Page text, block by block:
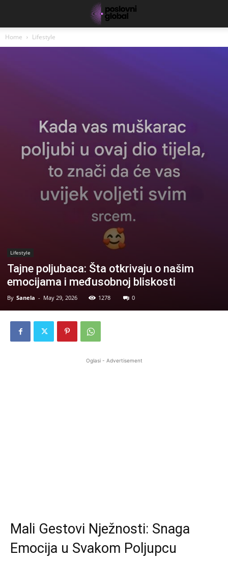
Home Lifestyle
Lifestyle
Tajne poljubaca: Šta otkrivaju o našim
emocijama i međusobnoj bliskosti
By Sanela - May 29, 2026 1278 0
Oglasi - Advertisement
Mali Gestovi Nježnosti: Snaga
Emocija u Svakom Poljupcu